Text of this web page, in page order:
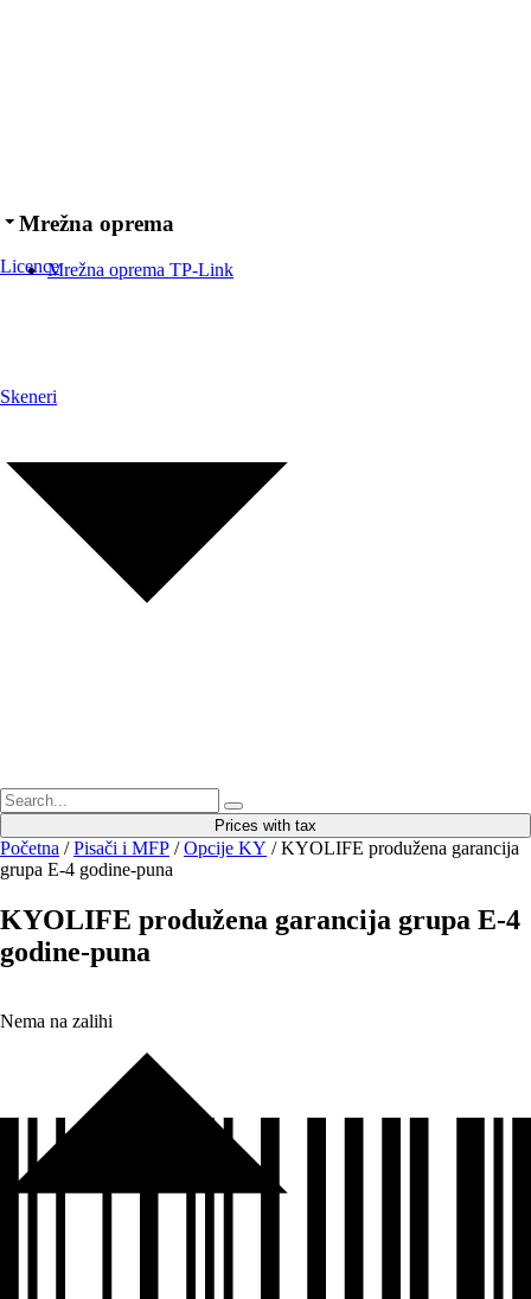
Licence
Skeneri
Mrežna oprema
Mrežna oprema TP-Link
Prices with tax
Početna /Pisači i MFP /Opcije KY / KYOLIFE produžena garancija
grupa E-4 godine-puna
KYOLIFE produžena garancija grupa E-4
godine-puna
Nema na zalihi